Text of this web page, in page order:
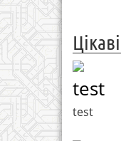
test
test